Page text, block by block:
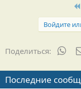
Войдите
Поделиться:
Последние